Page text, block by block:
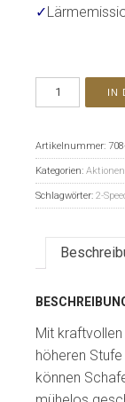
✓
IN
Artikelnummer:
Kategorien: Aktionen
Schlagwörter: 2-
Mit
höheren
können